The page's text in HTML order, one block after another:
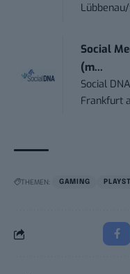
Social
(m...
Social
Frankfurt
THEMEN: GAMING